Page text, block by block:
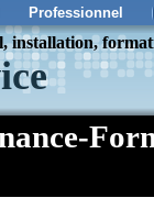
Professionnel
installation,